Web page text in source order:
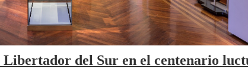
del Sur en el centenario